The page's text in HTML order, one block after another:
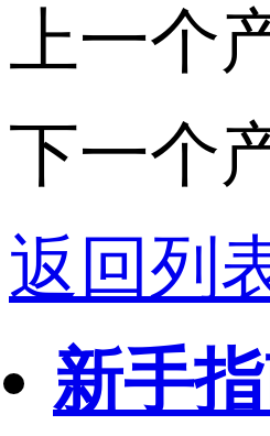
上一个
下一个
返回列
新手